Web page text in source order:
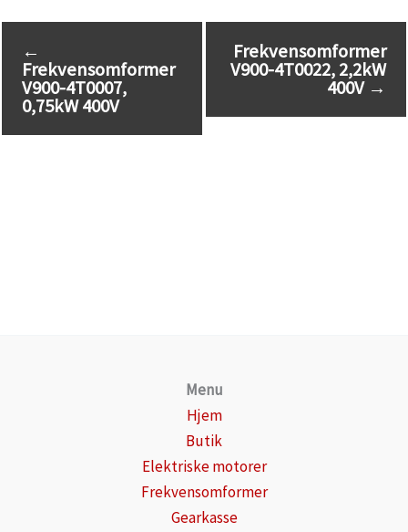
←
Frekvensomformer
V900-4T0007,
0,75kW 400V
Frekvensomformer
V900-4T0022, 2,2kW
400V →
Menu
Hjem
Butik
Elektriske motorer
Frekvensomformer
Gearkasse